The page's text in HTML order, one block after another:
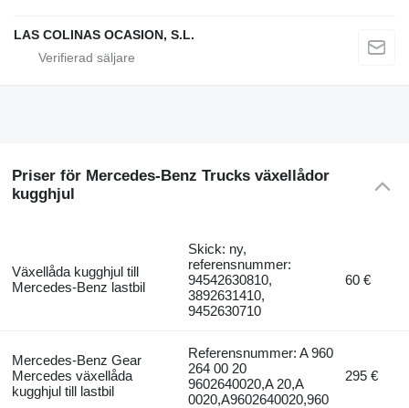
LAS COLINAS OCASION, S.L.
Priser för Mercedes-Benz Trucks växellådor
kugghjul
Växellåda kugghjul till
Mercedes-Benz lastbil
Skick: ny,
referensnummer:
94542630810,
3892631410,
9452630710
60 €
Mercedes-Benz Gear
Mercedes växellåda
kugghjul till lastbil
Referensnummer: A 960
264 00 20
9602640020,A 20,A
0020,A9602640020,960
295 €